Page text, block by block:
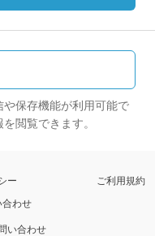
保存機能が利用可能で
閲覧できます。
ー
ご利用規約
わせ
い合わせ